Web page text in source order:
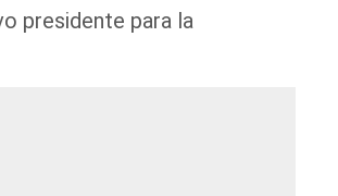
presidente para la